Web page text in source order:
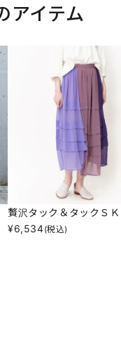
アイテム
贅沢タック＆タックＳＫ
¥6,534(税込)